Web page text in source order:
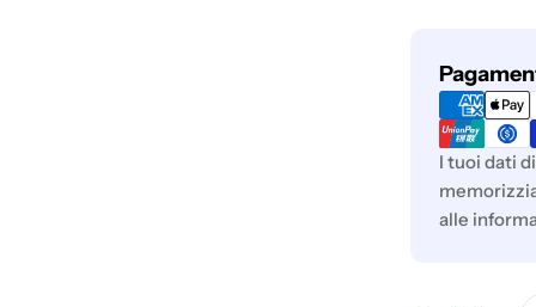
Metodi
di
pagamento
I tuoi dati
alle